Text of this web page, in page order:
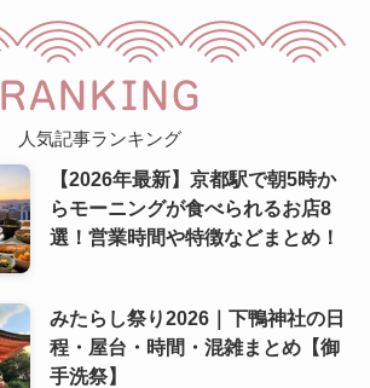
RANKING
人気記事ランキング
【2026年最新】京都駅で朝5時か
らモーニングが食べられるお店8
選！営業時間や特徴などまとめ！
みたらし祭り2026｜下鴨神社の日
程・屋台・時間・混雑まとめ【御
手洗祭】